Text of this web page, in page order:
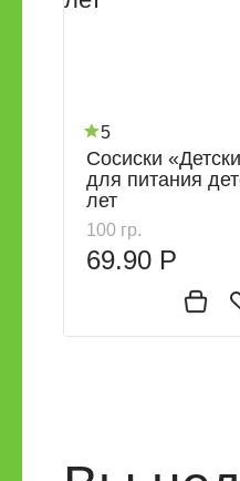
5
Сосиски
для питания
лет
100 гр.
69.90 Р